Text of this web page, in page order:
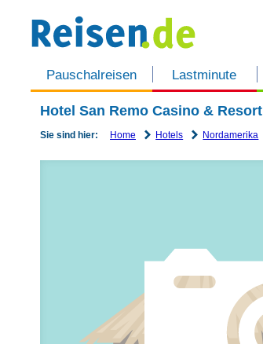
Pauschalreisen Lastminute
Hotel San Remo Casino & Resort
Sie sind hier: Home Hotels Nordamerika